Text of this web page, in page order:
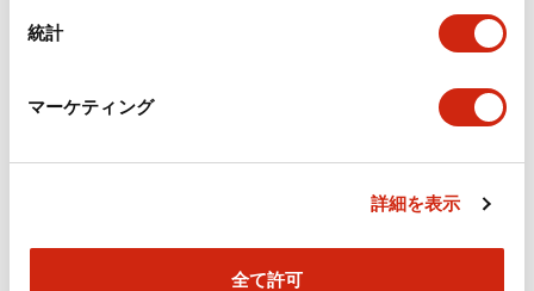
統計
マーケティング
詳細を表示
全て許可
ドキュメントとファイル
年6月版）（日本語）
4.92MB